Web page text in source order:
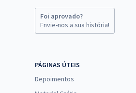
Foi aprovado?
Envie-nos a sua história!
PÁGINAS ÚTEIS
Depoimentos